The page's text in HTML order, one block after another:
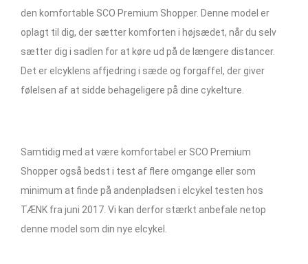
den komfortable SCO Premium Shopper. Denne model er
oplagt til dig, der sætter komforten i højsædet, når du selv
sætter dig i sadlen for at køre ud på de længere distancer.
Det er elcyklens affjedring i sæde og forgaffel, der giver
følelsen af at sidde behageligere på dine cykelture.
Samtidig med at være komfortabel er SCO Premium
Shopper også bedst i test af flere omgange eller som
minimum at finde på andenpladsen i elcykel testen hos
TÆNK fra juni 2017. Vi kan derfor stærkt anbefale netop
denne model som din nye elcykel.